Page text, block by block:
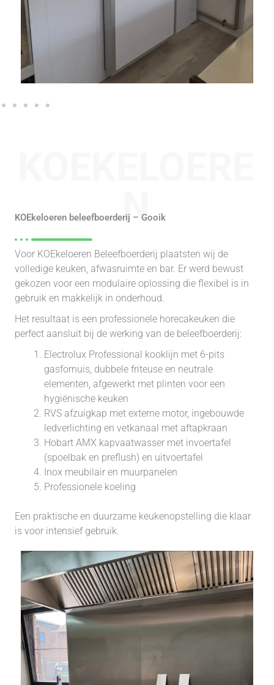
N
KOEkeloeren beleefboerderij – Gooik
Voor KOEkeloeren Beleefboerderij plaatsten wij de
volledige keuken, afwasruimte en bar. Er werd bewust
gekozen voor een modulaire oplossing die flexibel is in
gebruik en makkelijk in onderhoud.
Het resultaat is een professionele horecakeuken die
perfect aansluit bij de werking van de beleefboerderij:
Electrolux Professional kooklijn met 6-pits
gasfornuis, dubbele friteuse en neutrale
elementen, afgewerkt met plinten voor een
hygiënische keuken
RVS afzuigkap met externe motor, ingebouwde
ledverlichting en vetkanaal met aftapkraan
Hobart AMX kapvaatwasser met invoertafel
(spoelbak en preflush) en uitvoertafel
Inox meubilair en muurpanelen
Professionele koeling
Een praktische en duurzame keukenopstelling die klaar
is voor intensief gebruik.